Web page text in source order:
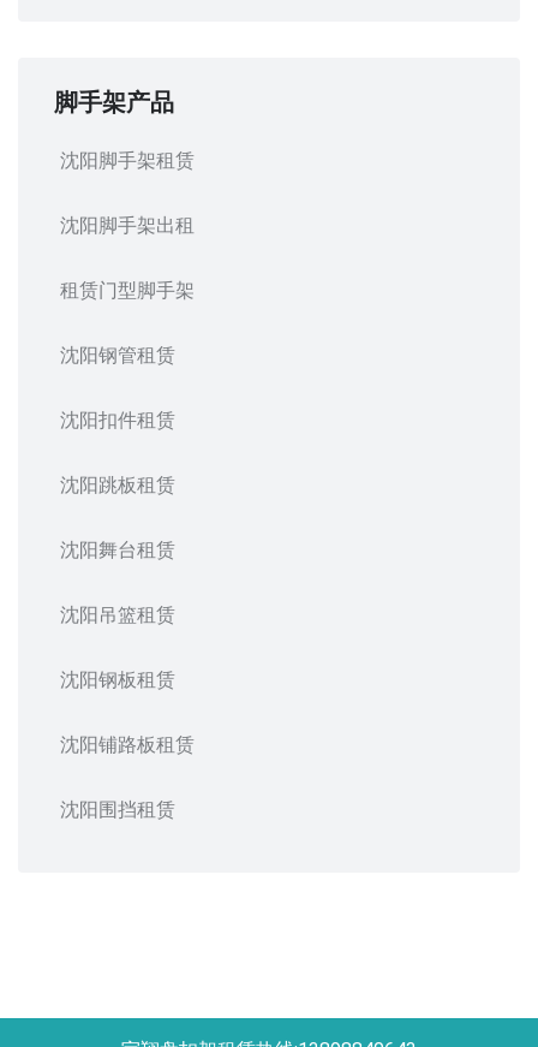
脚手架产品
沈阳脚手架租赁
沈阳脚手架出租
租赁门型脚手架
沈阳钢管租赁
沈阳扣件租赁
沈阳跳板租赁
沈阳舞台租赁
沈阳吊篮租赁
沈阳钢板租赁
沈阳铺路板租赁
沈阳围挡租赁